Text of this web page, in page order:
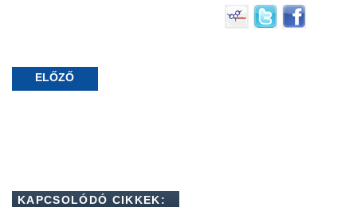
ELŐZŐ
KAPCSOLÓDÓ CIKKEK: